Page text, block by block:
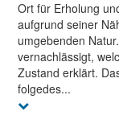
Ort für Erholung
aufgrund seiner
umgebenden
vernachlässigt,
Zustand erklärt.
folgedes...